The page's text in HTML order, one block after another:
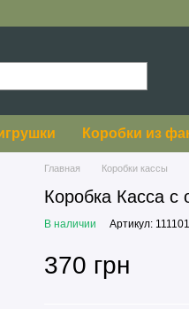
Коробки из
Главная Коробки кассы
Коробка Касса с
В наличии Артикул: 111101
370 грн